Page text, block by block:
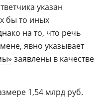
указан
бы то иных
на то, что речь
явно указывает
заявлены в качестве
1,54 млрд руб.